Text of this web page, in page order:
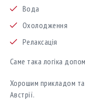
Вода
Охолодження
Релаксація
Саме така логіка
Хорошим прикладом
Австрії.